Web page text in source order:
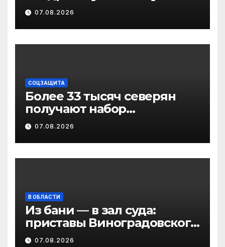
методику
малотравматичного
лечения патологии
диафрагмы
07.08.2026
СОЦЗАЩИТА
Более 33 тысяч северян
получают набор
социальных услуг в виде
льгот
07.08.2026
В ОБЛАСТИ
Из бани — в зал суда:
приставы Виноградовского
округа разыскали
07.08.2026